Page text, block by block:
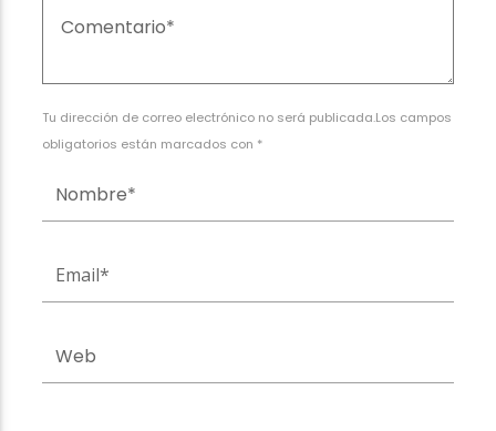
Tu dirección de correo electrónico no será publicada.Los campos
obligatorios están marcados con *